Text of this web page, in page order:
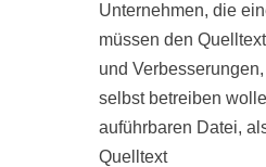
Unternehmen, die
müssen den
und
selbst betreiben
auführbaren Datei,
Quelltext